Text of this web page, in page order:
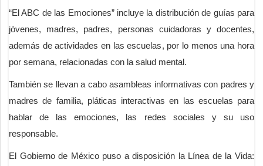
“El ABC de las Emociones” incluye la distribución de guías para
jóvenes, madres, padres, personas cuidadoras y docentes,
además de actividades en las escuelas, por lo menos una hora
por semana, relacionadas con la salud mental.
También se llevan a cabo asambleas informativas con padres y
madres de familia, pláticas interactivas en las escuelas para
hablar de las emociones, las redes sociales y su uso
responsable.
El Gobierno de México puso a disposición la Línea de la Vida: